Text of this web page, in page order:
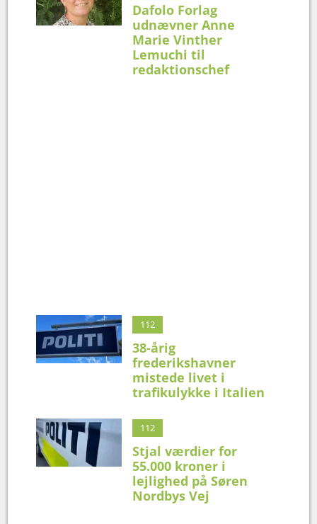
Dafolo Forlag
udnævner Anne
Marie Vinther
Lemuchi til
redaktionschef
112
38-årig
frederikshavner
mistede livet i
trafikulykke i Italien
112
Stjal værdier for
55.000 kroner i
lejlighed på Søren
Nordbys Vej